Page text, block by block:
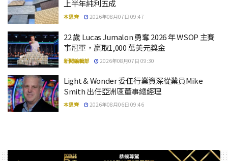
上半年純利五成
本思齊 2026年08月07日 09:47
22 歲 Lucas Jumalon 勇奪 2026 年 WSOP 主賽
事冠軍，贏取1,000 萬美元獎金
新聞編輯部 2026年08月07日 09:30
Light & Wonder 委任行業資深從業員Mike
Smith 出任亞洲區董事總經理
本思齊 2026年08月06日 09:46